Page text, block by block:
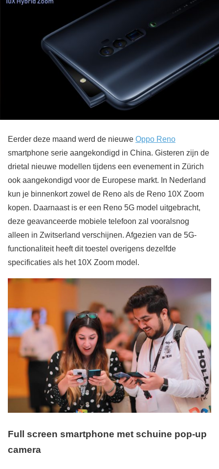
Eerder deze maand werd de nieuwe Oppo Reno
smartphone serie aangekondigd in China. Gisteren zijn de
drietal nieuwe modellen tijdens een evenement in Zürich
ook aangekondigd voor de Europese markt. In Nederland
kun je binnenkort zowel de Reno als de Reno 10X Zoom
kopen. Daarnaast is er een Reno 5G model uitgebracht,
deze geavanceerde mobiele telefoon zal vooralsnog
alleen in Zwitserland verschijnen. Afgezien van de 5G-
functionaliteit heeft dit toestel overigens dezelfde
specificaties als het 10X Zoom model.
Full screen smartphone met schuine pop-up
camera